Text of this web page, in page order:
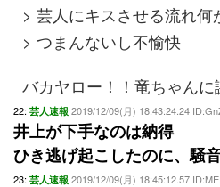
> 芸人にキスさせる流れ何
> つまんないし不愉快
バカヤロー！！竜ちゃんに
22: 芸人速報 2019/12/09(月) 18:43:24.24
井上が下手なのは納得
ひき逃げ起こしたのに、騒
23: 芸人速報 2019/12/09(月) 18:45:12.57